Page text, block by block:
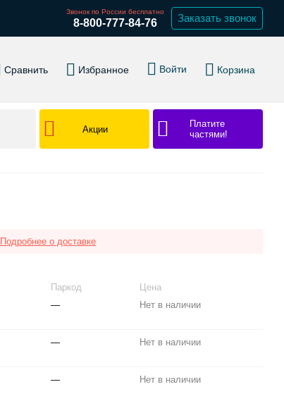
Звонок по России бесплатно
8-800-777-84-76 Заказать звонок
Сравнить Избранное Войти Корзина
Акции
Платите
частями!
Подробнее о доставке
Паркод
Цена
— Нет в наличии
— Нет в наличии
— Нет в наличии